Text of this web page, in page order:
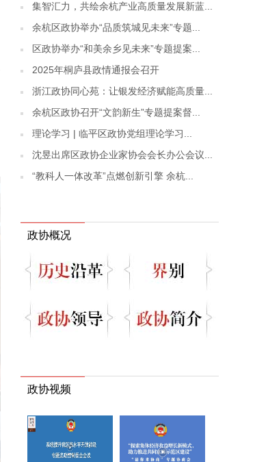
集智汇力，共绘余杭产业高质量发展新蓝...
余杭区政协举办“品质筑城见未来”专题...
区政协举办“和美余乡见未来”专题提案...
2025年桐庐县政情通报会召开
浙江政协同心苑：让银发经济赋能高质量...
余杭区政协召开“文韵新生”专题提案督...
理论学习 | 临平区政协党组理论学习...
沈昱出席区政协企业家协会会长办公会议...
“教科人一体改革”点燃创新引擎 余杭...
政协概况
政协视频